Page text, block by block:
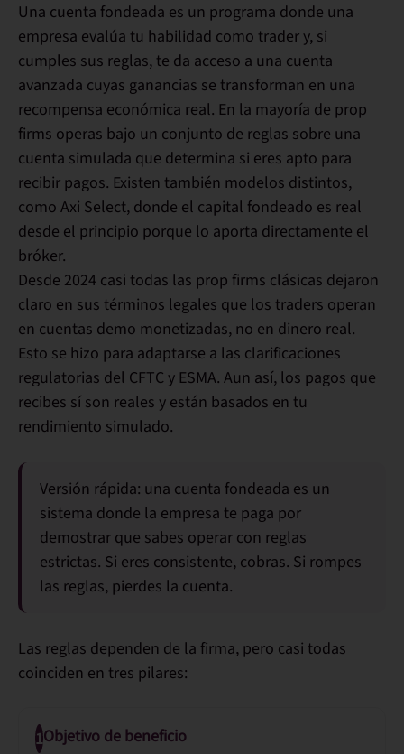
Una cuenta fondeada es un programa donde una
empresa evalúa tu habilidad como trader y, si
cumples sus reglas, te da acceso a una cuenta
avanzada cuyas ganancias se transforman en una
recompensa económica real. En la mayoría de prop
firms operas bajo un conjunto de reglas sobre una
cuenta simulada que determina si eres apto para
recibir pagos. Existen también modelos distintos,
como Axi Select, donde el capital fondeado es real
desde el principio porque lo aporta directamente el
bróker.
Desde 2024 casi todas las prop firms clásicas dejaron
claro en sus términos legales que los traders operan
en cuentas demo monetizadas, no en dinero real.
Esto se hizo para adaptarse a las clarificaciones
regulatorias del CFTC y ESMA. Aun así, los pagos que
recibes sí son reales y están basados en tu
rendimiento simulado.
Versión rápida: una cuenta fondeada es un
sistema donde la empresa te paga por
demostrar que sabes operar con reglas
estrictas. Si eres consistente, cobras. Si rompes
las reglas, pierdes la cuenta.
Las reglas dependen de la firma, pero casi todas
coinciden en tres pilares:
1Objetivo de beneficio